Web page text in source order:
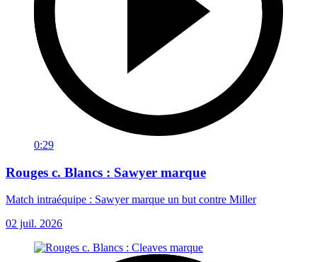
0:29
Rouges c. Blancs : Sawyer marque
Match intraéquipe : Sawyer marque un but contre Miller
02 juil. 2026